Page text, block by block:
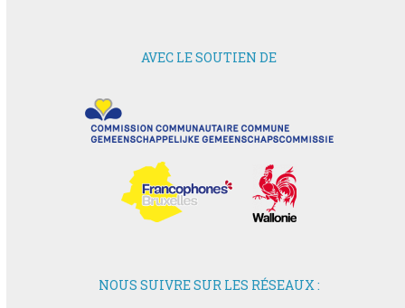
AVEC LE SOUTIEN DE
NOUS SUIVRE SUR LES RÉSEAUX :